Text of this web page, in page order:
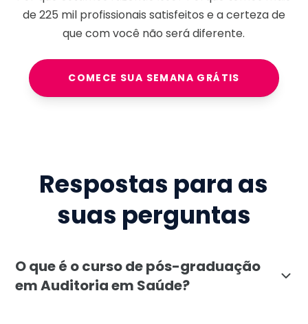
de225 milprofissionais satisfeitos e a certeza de
que com você não será diferente.
COMECE SUA SEMANA GRÁTIS
Respostas para as
suas perguntas
O que é o curso de pós-graduação
em Auditoria em Saúde?